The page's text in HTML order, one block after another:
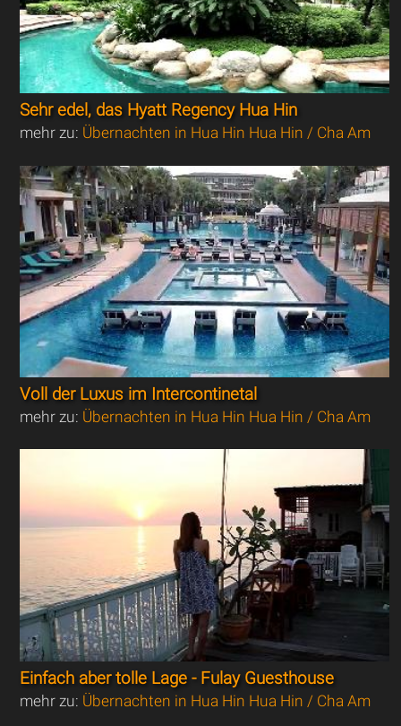
Sehr edel, das Hyatt Regency Hua Hin
mehr zu: Übernachten in Hua Hin Hua Hin / Cha Am
Voll der Luxus im Intercontinetal
mehr zu: Übernachten in Hua Hin Hua Hin / Cha Am
Einfach aber tolle Lage - Fulay Guesthouse
mehr zu: Übernachten in Hua Hin Hua Hin / Cha Am